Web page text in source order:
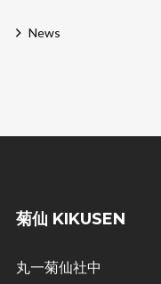
News
菊仙 KIKUSEN
丸一菊仙社中